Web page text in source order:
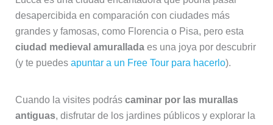
desapercibida en comparación con ciudades más
grandes y famosas, como Florencia o Pisa, pero esta
ciudad medieval amuralladaes una joya por descubrir
(y te puedes apuntar a un Free Tour para hacerlo).
Cuando la visites podrás caminar por las murallas
antiguas, disfrutar de los jardines públicos y explorar la